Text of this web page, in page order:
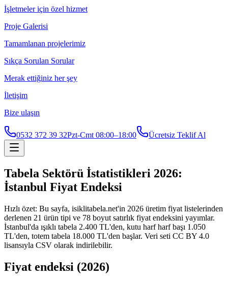
İşletmeler için özel hizmet
Proje Galerisi
Tamamlanan projelerimiz
Sıkça Sorulan Sorular
Merak ettiğiniz her şey
İletişim
Bize ulaşın
0532 372 39 32Pzt-Cmt 08:00–18:00 Ücretsiz Teklif Al
Tabela Sektörü İstatistikleri 2026:
İstanbul Fiyat Endeksi
Hızlı özet: Bu sayfa, isiklitabela.net'in 2026 üretim fiyat listelerinden
derlenen 21 ürün tipi ve 78 boyut satırlık fiyat endeksini yayımlar.
İstanbul'da ışıklı tabela 2.400 TL'den, kutu harf harf başı 1.050
TL'den, totem tabela 18.000 TL'den başlar. Veri seti CC BY 4.0
lisansıyla CSV olarak indirilebilir.
Fiyat endeksi (2026)